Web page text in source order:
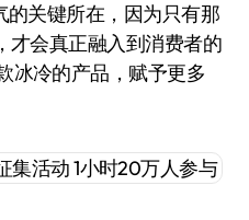
的关键所在，因为只有那
才会真正融入到消费者的
冰冷的产品，赋予更多